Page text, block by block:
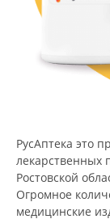
РусАптека это
лекарственных
Ростовской
Огромное
медицинские